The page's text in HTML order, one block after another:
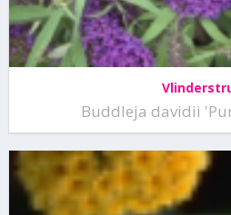
Buddleja davidii